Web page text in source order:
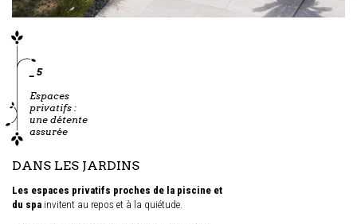
_ 5
Espaces
privatifs :
une détente
assurée
DANS LES JARDINS
Les espaces privatifs proches de la piscine et
du spa invitent au repos et à la quiétude.